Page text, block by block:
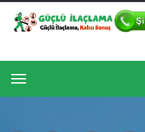
Menu